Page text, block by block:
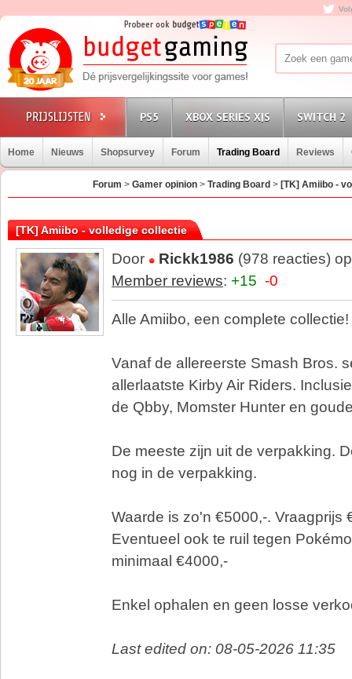
PS5 XBOX SERIES X|S SWITCH 2
Home Nieuws Shopsurvey Forum Trading Board Reviews
Forum > Gamer opinion > Trading Board > [TK] Amiibo -
[TK] Amiibo - volledige collectie
Door Rickk1986 (978 reacties)
Member reviews: +15 -0
Alle Amiibo, een complete collectie!
Vanaf de allereerste Smash Bros.
allerlaatste Kirby Air Riders.
de Qbby, Momster Hunter en
De meeste zijn uit de verpakking.
nog in de verpakking.
Waarde is zo'n €5000,-. Vraagprijs
Eventueel ook te ruil tegen
minimaal €4000,-
Enkel ophalen en geen losse
Last edited on: 08-05-2026 11:35